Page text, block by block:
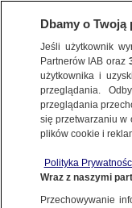
WILANÓW
renowację.
z pięcioma
Dbamy o Twoją
Jeśli użytkownik
Partnerów IAB oraz
użytkownika i
przeglądania.
przeglądania
się przetwarzaniu w
plików cookie i
Polityka
Wraz z naszymi
Przechowywanie